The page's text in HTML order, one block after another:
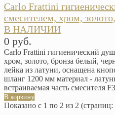
Carlo Frattini
смесителем, хром,
В НАЛИЧИИ
0 руб.
Carlo Frattini гигиенический
хром, золото, бронза белый,
лейка из латуни, оснащена
шланг 1200 мм материал -
встраиваемая часть смесителя
В корзину
Показано с 1 по 2 из 2 (страниц: